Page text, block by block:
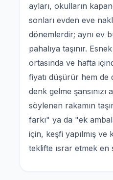
ayları, okulların
sonları evden eve
dönemlerdir; aynı ev
pahalıya taşınır.
ortasında ve hafta
fiyatı düşürür hem de
denk gelme şansınızı
söylenen rakamın
farkı" ya da "ek
için, keşfi yapılmış ve
teklifte ısrar etmek en